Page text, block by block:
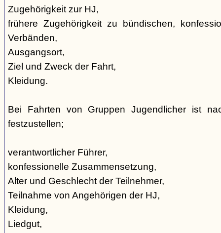
Zugehörigkeit zur HJ,
frühere Zugehörigkeit zu bündischen,
Verbänden,
Ausgangsort,
Ziel und Zweck der Fahrt,
Kleidung.
Bei Fahrten von Gruppen Jugendlicher ist
festzustellen;
verantwortlicher Führer,
konfessionelle Zusammensetzung,
Alter und Geschlecht der Teilnehmer,
Teilnahme von Angehörigen der HJ,
Kleidung,
Liedgut,